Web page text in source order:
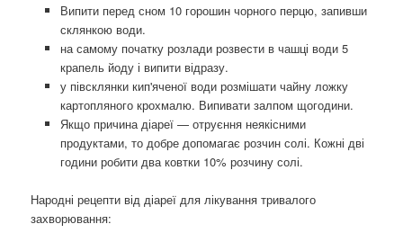
Випити перед сном 10 горошин чорного перцю, запивши
склянкою води.
на самому початку розлади розвести в чашці води 5
крапель йоду і випити відразу.
у півсклянки кип'яченої води розмішати чайну ложку
картопляного крохмалю. Випивати залпом щогодини.
Якщо причина діареї — отруєння неякісними
продуктами, то добре допомагає розчин солі. Кожні дві
години робити два ковтки 10% розчину солі.
Народні рецепти від діареї для лікування тривалого
захворювання: